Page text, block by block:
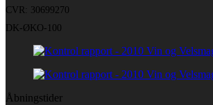
CVR: 30699270
DK-ØKO-100
Åbningstider